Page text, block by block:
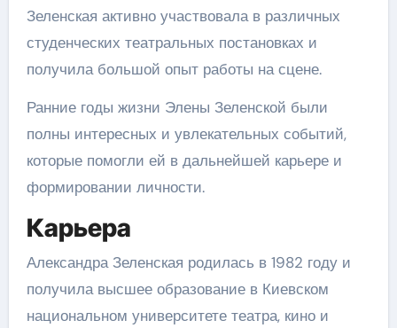
Зеленская активно участвовала в различных
студенческих театральных постановках и
получила большой опыт работы на сцене.
Ранние годы жизни Элены Зеленской были
полны интересных и увлекательных событий,
которые помогли ей в дальнейшей карьере и
формировании личности.
Карьера
Александра Зеленская родилась в 1982 году и
получила высшее образование в Киевском
национальном университете театра, кино и